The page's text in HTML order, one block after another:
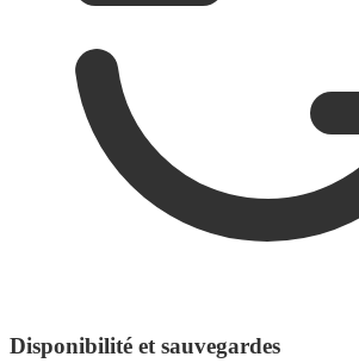
Disponibilité et sauvegardes